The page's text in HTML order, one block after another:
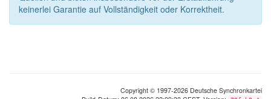
keinerlei Garantie auf Vollständigkeit oder Korrektheit.
Copyright © 1997-2026 Deutsche Synchronkartei